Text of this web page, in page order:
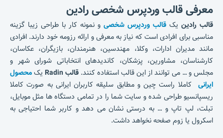
معرفی قالب وردپرس شخصی رادین
قالب رادین یک قالب وردپرس شخصی و نمونه کار با طراحی زیبا گزینه
مناسبی برای افرادی است که نیاز به معرفی و ارائه رزومه خود دارند. افرادی
مانند مدیران ادارات، وکلا، مهندسین، هنرمندان، بازیگران، عکاسان،
کارشناسان، مشاورین، پزشکان، کاندیدهای انتخاباتی شورای شهر و
مجلس و … می توانند از این قالب استفاده کنند. قالب Radin یکمحصول
ایرانی کاملا راست چین و مطابق سلیقه کاربران ایرانی به صورت کاملا
ریسپانسیو طراحی شده و سایت شما را در تمامی دستگاه ها مثل موبایل،
تبلت، لپ تاپ و … به درستی نشان می دهد و کاربر شما احتیاجی به
اسکرول یا زوم صفحه نخواهد داشت.